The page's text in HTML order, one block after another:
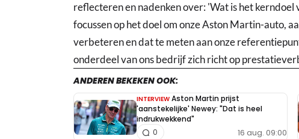
reflecteren en nadenken over: 'Wat is het kerndoel
focussen op het doel om onze Aston Martin-auto,
verbeteren en dat te meten aan onze
onderdeel van ons bedrijf zich richt op
ANDEREN BEKEKEN OOK:
INTERVIEW Aston Martin prijst
'aanstekelijke' Newey: "Dat is heel
indrukwekkend"
16 aug. 09:00
0